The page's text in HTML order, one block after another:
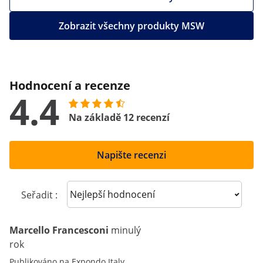
Zobrazit všechny produkty MSW
Hodnocení a recenze
4.4 Na základě 12 recenzí
Napište recenzi
Seřadit : Sort reviews
Marcello Francesconi minulý
rok